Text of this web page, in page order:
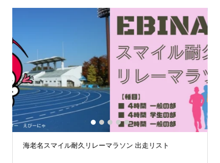
海老名スマイル耐久リレーマラソン 出走リスト
1 2 3 4 5